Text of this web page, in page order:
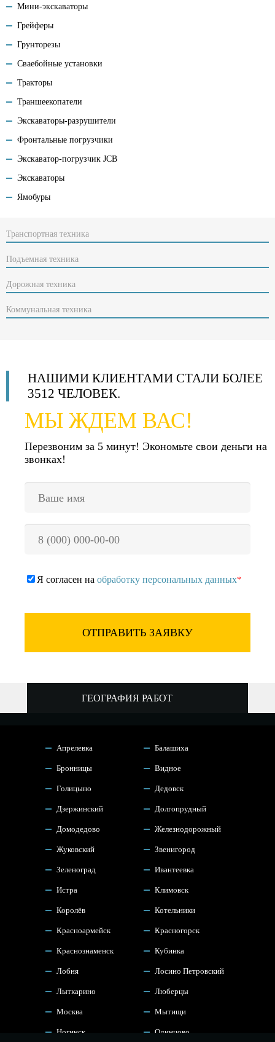
Мини-экскаваторы
Грейферы
Грунторезы
Сваебойные установки
Тракторы
Траншеекопатели
Экскаваторы-разрушители
Фронтальные погрузчики
Экскаватор-погрузчик JCB
Экскаваторы
Ямобуры
Транспортная техника
Подъемная техника
Дорожная техника
Коммунальная техника
НАШИМИ КЛИЕНТАМИ СТАЛИ БОЛЕЕ
3512 ЧЕЛОВЕК.
МЫ ЖДЕМ ВАС!
Перезвоним за 5 минут! Экономьте свои деньги на
звонках!
Я согласен на обработку персональных данных*
ОТПРАВИТЬ ЗАЯВКУ
ГЕОГРАФИЯ РАБОТ
Апрелевка Балашиха
Бронницы Видное
Голицыно Дедовск
Дзержинский Долгопрудный
Домодедово Железнодорожный
Жуковский Звенигород
Зеленоград Ивантеевка
Истра Климовск
Королёв Котельники
Красноармейск Красногорск
Краснознаменск Кубинка
Лобня Лосино Петровский
Лыткарино Люберцы
Москва Мытищи
Ногинск Одинцово